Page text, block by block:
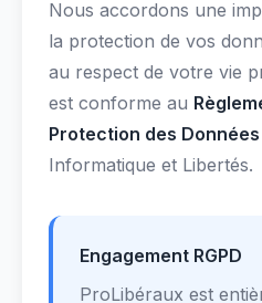
Nous accordons une
la protection de vos
au respect de votre vie
est conforme au
Protection des Données
Informatique et Libertés.
Engagement RGPD
ProLibéraux est